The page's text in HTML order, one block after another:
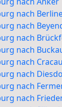
nach
nach
nach
nach
nach Cracau
nach
nach
nach